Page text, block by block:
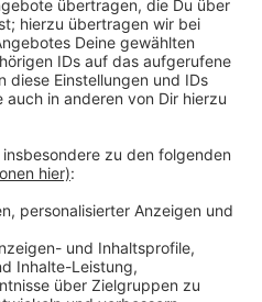
Ring
Haus in Hitdorf
mit Piero Hincapie